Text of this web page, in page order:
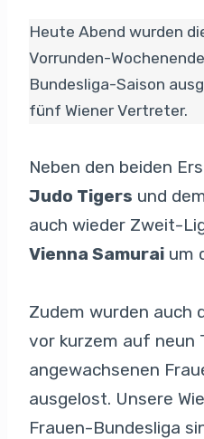
Heute Abend wurden
Vorrunden-
Bundesliga-Saison
fünf Wiener Vertreter.
Neben den beiden
Judo Tigers und
auch wieder Zweit-
Vienna Samurai um
Zudem wurden auch
vor kurzem auf neun
angewachsenen
ausgelost. Unsere
Frauen-Bundesliga